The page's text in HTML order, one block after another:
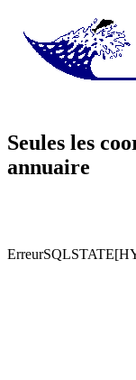
Seules les
annuaire